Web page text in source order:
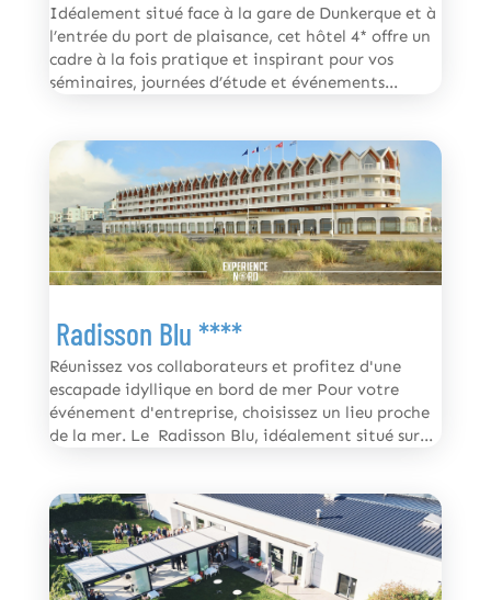
Idéalement situé face à la gare de Dunkerque et à
l’entrée du port de plaisance, cet hôtel 4* offre un
cadre à la fois pratique et inspirant pour vos
séminaires, journées d’étude et événements...
Radisson Blu ****
Réunissez vos collaborateurs et profitez d'une
escapade idyllique en bord de mer Pour votre
événement d'entreprise, choisissez un lieu proche
de la mer. Le Radisson Blu, idéalement situé sur...